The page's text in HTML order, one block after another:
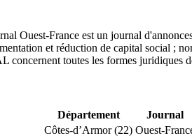
Ouest-France est un journal
et réduction de capital social ;
concernent toutes les formes
Département Journal
Côtes-d’Armor (22) Ouest-